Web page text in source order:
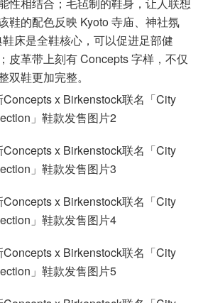
性相结合；毛毡制的鞋身，让人联想
鞋的配色反映 Kyoto 寺庙、神社氛
床是全鞋核心，可以促进足部健
皮革带上刻有 Concepts 字样，不仅
双鞋更加完整。